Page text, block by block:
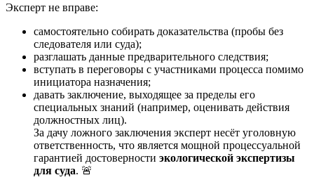
Эксперт не вправе:
самостоятельно собирать доказательства (пробы без
следователя или суда);
разглашать данные предварительного следствия;
вступать в переговоры с участниками процесса помимо
инициатора назначения;
давать заключение, выходящее за пределы его
специальных знаний (например, оценивать действия
должностных лиц).
За дачу ложного заключения эксперт несёт уголовную
ответственность, что является мощной процессуальной
гарантией достоверности экологической экспертизы
для суда. 🚨